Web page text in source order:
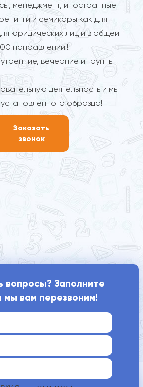
менеджмент, иностранные
и семикары как для
юридических лиц и в общей
направлений!!!
вечерние и группы
деятельность и мы
образца!
Заказать
звонок
вопросы? Заполните
мы вам перезвоним!